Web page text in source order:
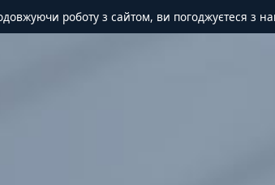
роботу з сайтом, ви погоджуєтеся з